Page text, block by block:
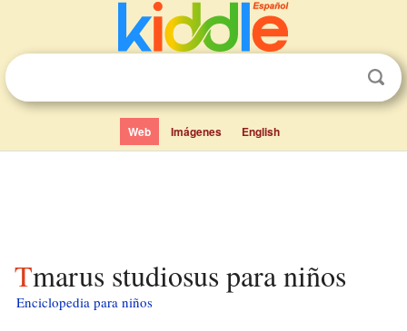
Web Imágenes English
Tmarus studiosus para niños
Enciclopedia para niños